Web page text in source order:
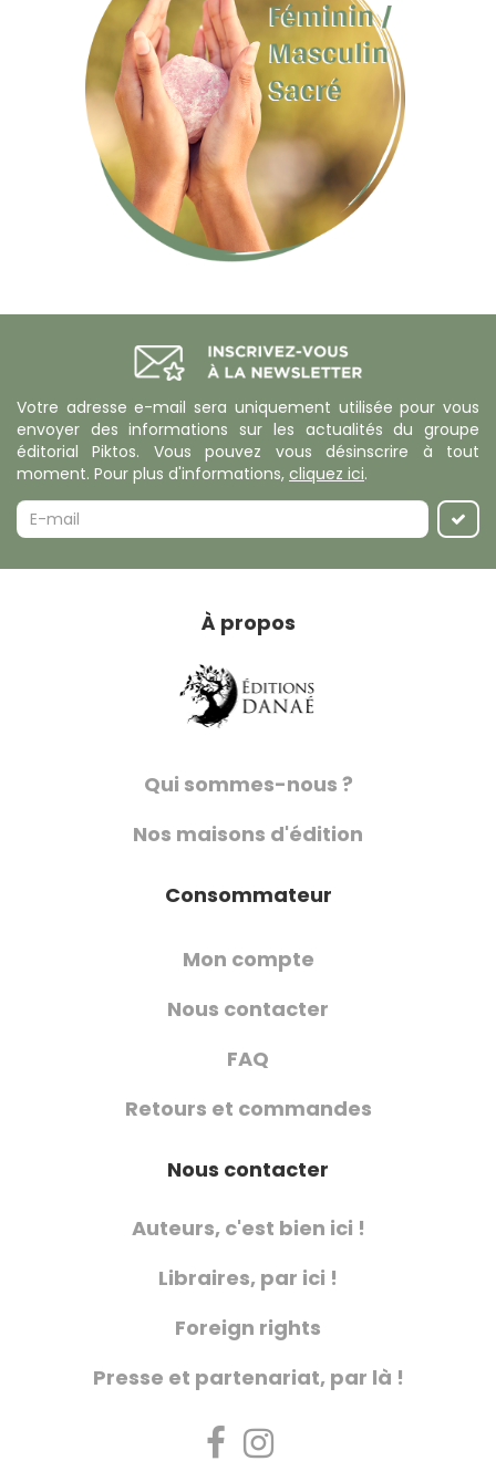
Votre adresse e-mail sera uniquement utilisée pour vous
envoyer des informations sur les actualités du groupe
éditorial Piktos. Vous pouvez vous désinscrire à tout
moment. Pour plus d'informations, cliquez ici.
À propos
Qui sommes-nous ?
Nos maisons d'édition
Consommateur
Mon compte
Nous contacter
FAQ
Retours et commandes
Nous contacter
Auteurs, c'est bien ici !
Libraires, par ici !
Foreign rights
Presse et partenariat, par là !